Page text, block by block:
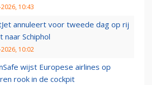
10:43
annuleert voor tweede dag op rij
naar Schiphol
10:02
wijst Europese airlines op
rook in de cockpit